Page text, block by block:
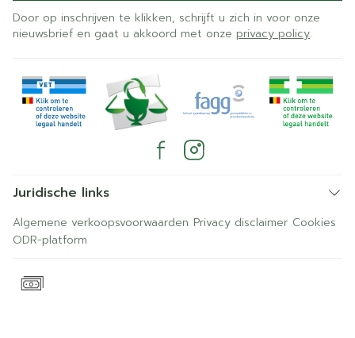
Door op inschrijven te klikken, schrijft u zich in voor onze
nieuwsbrief en gaat u akkoord met onze privacy policy.
Juridische links
Algemene verkoopsvoorwaarden Privacy disclaimer Cookies
ODR-platform